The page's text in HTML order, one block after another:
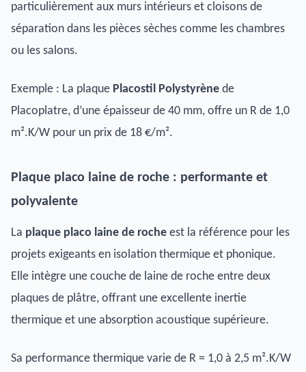
particulièrement aux murs intérieurs et cloisons de
séparation dans les pièces sèches comme les chambres
ou les salons.
Exemple : La plaque Placostil Polystyrène de
Placoplatre, d’une épaisseur de 40 mm, offre un R de 1,0
m².K/W pour un prix de 18 €/m².
Plaque placo laine de roche : performante et
polyvalente
La plaque placo laine de roche est la référence pour les
projets exigeants en isolation thermique et phonique.
Elle intègre une couche de laine de roche entre deux
plaques de plâtre, offrant une excellente inertie
thermique et une absorption acoustique supérieure.
Sa performance thermique varie de R = 1,0 à 2,5 m².K/W